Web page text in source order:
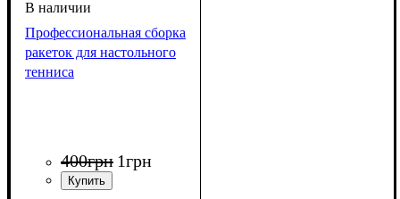
Профессиональная сборка
ракеток для настольного
тенниса
400грн 1грн